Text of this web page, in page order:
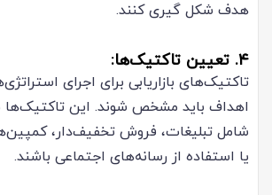
هدف شکل گیری کنند.
۴. تعیین تاکتیک‌ها:
تاکتیک‌های بازاریابی برای اجرای
اهداف باید مشخص شوند. این
شامل تبلیغات، فروش تخفیف‌دار،
یا استفاده از رسانه‌های اجتماعی باشند.